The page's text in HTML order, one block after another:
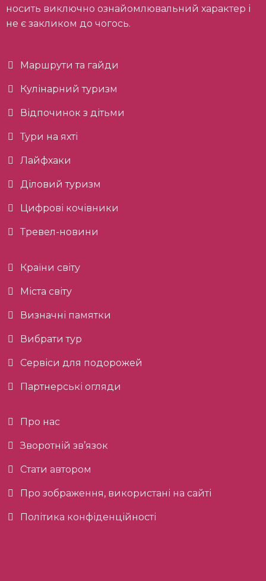
носить виключно ознайомлювальний характер і
не є закликом до чогось.
Маршрути та гайди
Кулінарний туризм
Відпочинок з дітьми
Тури на яхті
Лайфхаки
Діловий туризм
Цифрові кочівники
Тревел-новини
Країни світу
Міста світу
Визначні памятки
Вибрати тур
Сервіси для подорожей
Партнерські огляди
Про нас
Зворотній зв’язок
Стати автором
Про зображення, використані на сайті
Політика конфіденційності